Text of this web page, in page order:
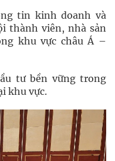
tin kinh doanh và
thành viên, nhà sản
khu vực châu Á –
tư bền vững trong
khu vực.